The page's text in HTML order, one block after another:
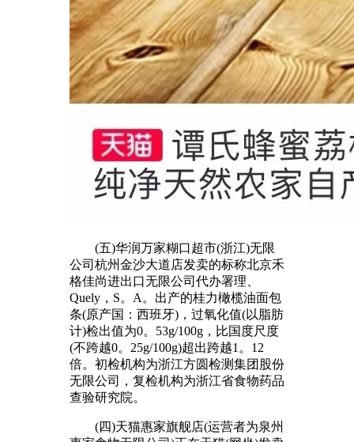
(五)华润万家糊口超市(浙江)无限
公司杭州金沙大道店发卖的标称北京禾
格佳尚进出口无限公司代办署理、
Quely，S。A。出产的桂力橄榄油面包
条(原产国：西班牙)，过氧化值(以脂肪
计)检出值为0。53g/100g，比国度尺度
(不跨越0。25g/100g)超出跨越1。12
倍。初检机构为浙江方圆检测集团股份
无限公司，复检机构为浙江省食物药品
查验研究院。
(四)天猫惠家旗舰店(运营者为泉州